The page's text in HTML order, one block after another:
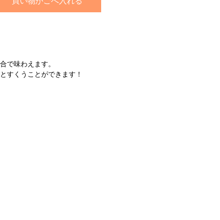
で味わえます。
すくうことができます！